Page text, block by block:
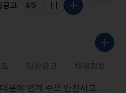
공고 4/5
슬라이드 멈춤
더 보기
연계 주요 안전사고 발생 사례
입찰공고 채용정보